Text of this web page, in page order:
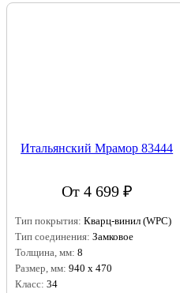
Итальянский Мрамор 83444
От 4 699 ₽
Тип покрытия: Кварц-винил (WPC)
Тип соединения: Замковое
Толщина, мм: 8
Размер, мм: 940 х 470
Класс: 34